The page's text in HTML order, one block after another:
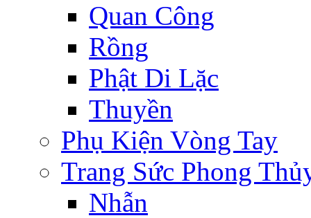
Quan Công
Rồng
Phật Di Lặc
Thuyền
Phụ Kiện Vòng Tay
Trang Sức Phong
Nhẫn